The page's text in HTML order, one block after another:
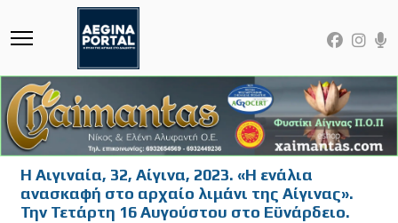
Η Αιγιναία, 32, Αίγινα, 2023. «Η ενάλια
ανασκαφή στο αρχαίο λιμάνι της Αίγινας».
Την Τετάρτη 16 Αυγούστου στο Εϋνάρδειο.